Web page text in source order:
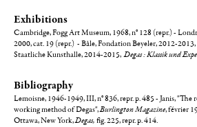
Exhibitions
Cambridge, Fogg Art Museum, 1968, n° 128 (repr.) -
2000, cat. 19 (repr.) - Bâle, Fondation Beyeler, 2012-
Staatliche Kunsthalle, 2014-2015, Degas : Klassik und
Bibliography
Lemoisne, 1946-1949, III, n° 836, repr. p. 485 - Janis,
working method of Degas",Burlington Magazine, février
Ottawa, New York,Degas, fig. 225, repr. p. 414.